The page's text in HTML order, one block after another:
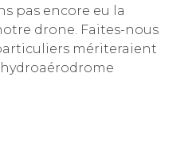
pas encore eu la
drone. Faites-nous
mériteraient